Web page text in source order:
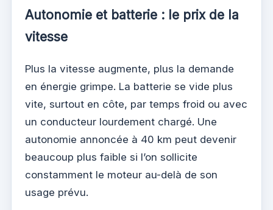
Autonomie et batterie : le prix de la
vitesse
Plus la vitesse augmente, plus la demande
en énergie grimpe. La batterie se vide plus
vite, surtout en côte, par temps froid ou avec
un conducteur lourdement chargé. Une
autonomie annoncée à 40 km peut devenir
beaucoup plus faible si l’on sollicite
constamment le moteur au-delà de son
usage prévu.